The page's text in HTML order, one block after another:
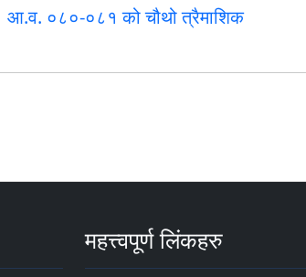
आ.व. ०८०-०८१ को चौथो त्रैमाशिक
महत्त्वपूर्ण लिंकहरु